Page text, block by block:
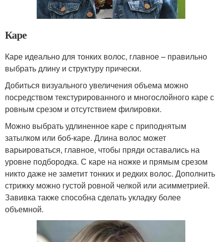
Каре
Каре идеально для тонких волос, главное – правильно
выбрать длину и структуру прически.
Добиться визуального увеличения объема можно
посредством текстурированного и многослойного каре с
ровным срезом и отсутствием филировки.
Можно выбрать удлиненное каре с приподнятым
затылком или боб-каре. Длина волос может
варьироваться, главное, чтобы пряди оставались на
уровне подбородка. С каре на ножке и прямым срезом
никто даже не заметит тонких и редких волос. Дополнить
стрижку можно густой ровной челкой или асимметрией.
Завивка также способна сделать укладку более
объемной.